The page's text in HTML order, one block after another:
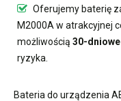
Oferujemybaterię
M2000A w atrakcyjnej
możliwością 30-
ryzyka.
Bateria do urządzenia